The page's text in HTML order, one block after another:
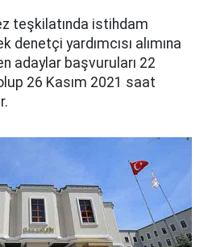
teşkilatında istihdam
yardımcısı alımına
adaylar başvuruları 22
26 Kasım 2021 saat